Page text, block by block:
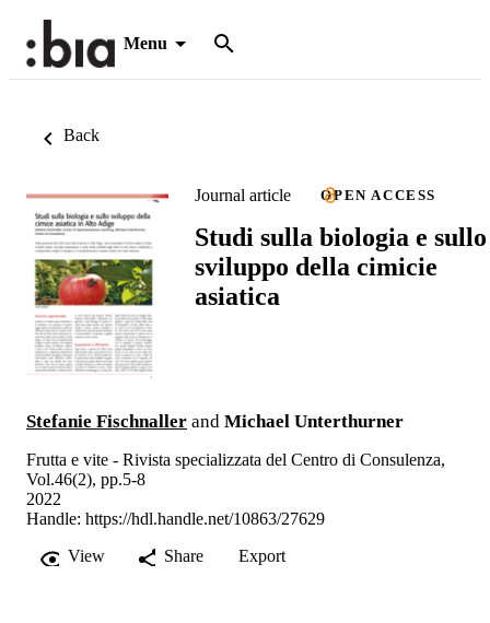
Menu
Back
Journal article OPEN ACCESS
Studi sulla biologia e sullo
sviluppo della cimicie
asiatica
Stefanie Fischnaller and Michael Unterthurner
Frutta e vite - Rivista specializzata del Centro di Consulenza,
Vol.46(2), pp.5-8
2022
Handle: https://hdl.handle.net/10863/27629
View
Share Export